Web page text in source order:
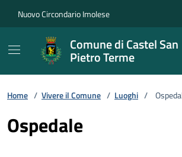
Nuovo Circondario Imolese
Comune di Castel San
Pietro Terme
Home / Vivere il Comune / Luoghi /
Ospedale